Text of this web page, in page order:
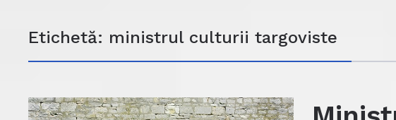
Etichetă: ministrul culturii targoviste